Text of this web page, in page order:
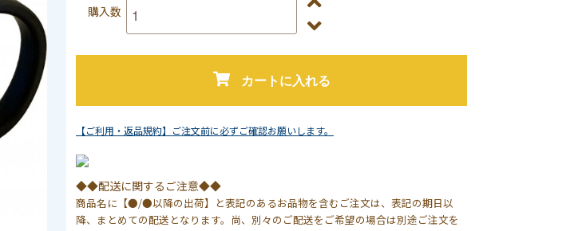
購入数
カートに入れる
【ご利用・返品規約】ご注文前に必ずご確認お願いします。
◆◆配送に関するご注意◆◆
商品名に【●/●以降の出荷】と表記のあるお品物を含むご注文は、表記の期日以
降、まとめての配送となります。尚、別々のご配送をご希望の場合は別途ご注文を